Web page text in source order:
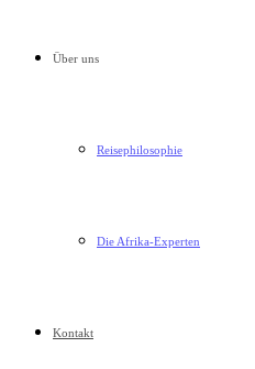
Über uns
Reisephilosophie
Die Afrika-Experten
Kontakt